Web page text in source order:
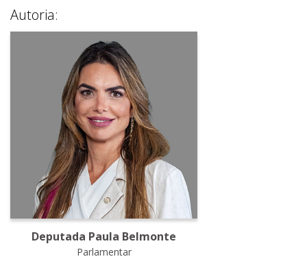
Autoria:
Deputada Paula Belmonte
Parlamentar